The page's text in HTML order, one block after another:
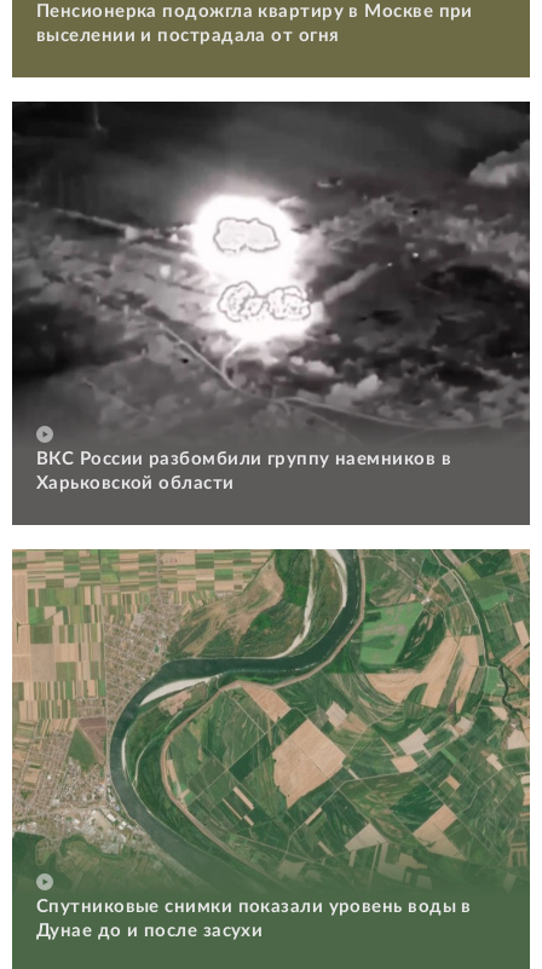
Пенсионерка подожгла квартиру в Москве при
выселении и пострадала от огня
ВКС России разбомбили группу наемников в
Харьковской области
Спутниковые снимки показали уровень воды в
Дунае до и после засухи